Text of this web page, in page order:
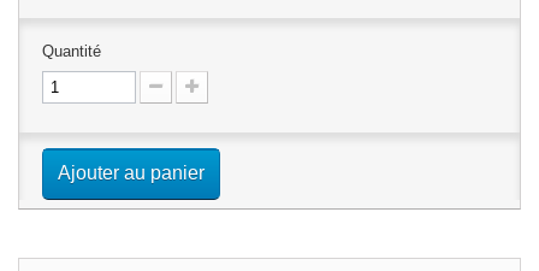
Quantité
Ajouter au panier